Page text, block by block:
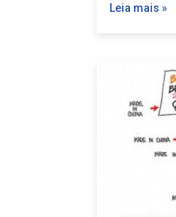
Leia mais »